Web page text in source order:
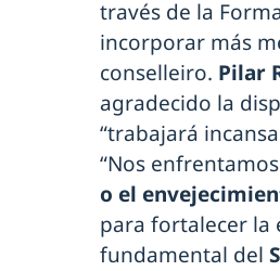
través de la
incorporar más
conselleiro. Pilar
agradecido la
“trabajará
“Nos
o el
para fortalecer la
fundamental del